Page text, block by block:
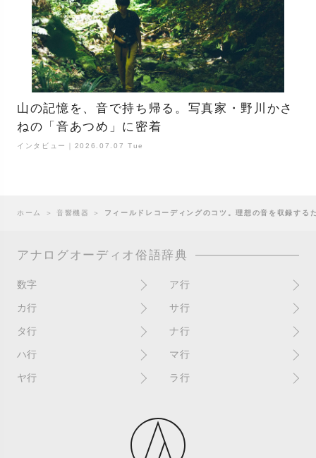
山の記憶を、音で持ち帰る。写真家・野川かさ
ねの「音あつめ」に密着
インタビュー｜2026.07.07 Tue
ホーム ＞ 音響機器 ＞ フィールドレコーディングのコツ。理想の音を収録する
アナログオーディオ俗語辞典
数字
10インチ
4チャンネル
ア行
RPM(33,45)
赤盤
アセテート盤
EPアダプター
インシュレーター
インナースリーブ
カ行
書き込み
歌詞記載ジャケット
ガチャ盤
サ行
サイン
CDJ
シールド盤
シュリンク残存
白盤
針圧
タ行
ターンテーブル
ダイナフレックス
ナ行
2枚使い
ン）
ハ行
ハウリング
マ行
マスターテンポ
マトリックス番号
未開封
ミキサー
ヤ行 ラ行
リイシュー / 再発
リミックス